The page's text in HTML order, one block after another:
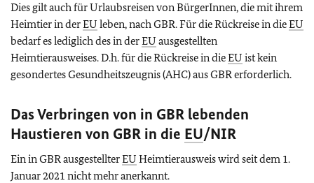
Dies gilt auch für Urlaubsreisen von BürgerInnen, die mit ihrem
Heimtier in derEU leben, nach GBR. Für die Rückreise in dieEU
bedarf es lediglich des in derEU ausgestellten
Heimtierausweises. D.h. für die Rückreise in dieEU ist kein
gesondertes Gesundheitszeugnis (AHC) aus GBR erforderlich.
Das Verbringen von in GBR lebenden
Haustieren von GBR in die EU/NIR
Ein in GBR ausgestellterEU Heimtierausweis wird seit dem 1.
Januar 2021 nicht mehr anerkannt.